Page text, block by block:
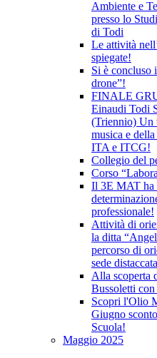
Ambiente e
presso lo
di Todi
Le attività
spiegate!
Si è concluso
drone”!
FINALE
Einaudi Todi
(Triennio) Un
musica e
ITA e ITCG!
Collegio del
Corso
Il 3E MAT ha
professionale!
Attività di
la ditta
percorso di
sede
Alla scoperta
Bussoletti
Scopri l'Olio
Giugno
Scuola!
Maggio 2025